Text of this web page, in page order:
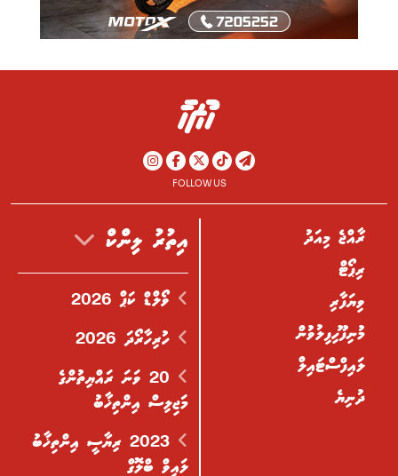
FOLLOW US
ރާއްޖެ މިއަދު
ރިޕޯޓް
ވިޔަފާރި
މުނިފޫހިފިލުވުން
ލައިފްސްޓައިލް
ދުނިޔެ
އިތުރު ލިންކް
ވޯލްޑް ކަޕް 2026
ހުރިހާރޯދަ 2026
20 ވަނަ ރައްޔިތުންގެ
މަޖިލިސް އިންތިޚާބު
2023 ރިޔާސީ އިންތިޚާބު
ލައިވް ބްލޮގް